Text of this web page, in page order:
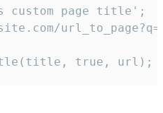
page title';
true, url);